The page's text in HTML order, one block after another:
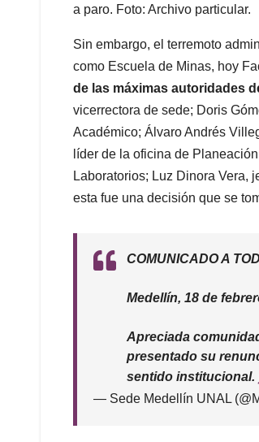
a paro. Foto: Archivo particular.
Sin embargo, el terremoto
como Escuela de Minas, hoy
de las máximas autoridades
vicerrectora de sede; Doris
Académico; Álvaro Andrés
líder de la oficina de
Laboratorios; Luz Dinora Vera,
esta fue una decisión que se
COMUNICADO A
Medellín, 18 de
Apreciada
presentado su
sentido institucional.
— Sede Medellín UNAL